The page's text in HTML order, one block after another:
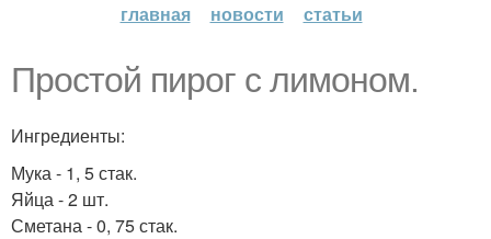
главная новости статьи
Простой пирог с лимоном.
Ингредиенты:
Мука - 1, 5 стак.
Яйца - 2 шт.
Сметана - 0, 75 стак.